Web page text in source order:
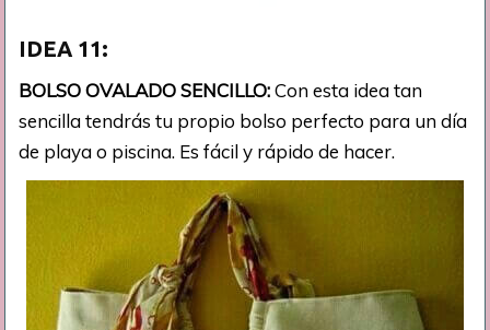
IDEA 11:
BOLSO OVALADO SENCILLO:Con esta idea tan
sencilla tendrás tu propio bolso perfecto para un día
de playa o piscina. Es fácil y rápido de hacer.